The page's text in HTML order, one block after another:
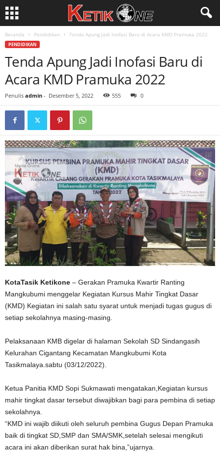
Beranda Pendidikan Tenda Apung Jadi Inofasi Baru di Acara KMD Pramuka 2022
PENDIDIKAN
Tenda Apung Jadi Inofasi Baru di
Acara KMD Pramuka 2022
Penulis admin - Desember 5, 2022 555 0
KotaTasik Ketikone – Gerakan Pramuka Kwartir Ranting
Mangkubumi menggelar Kegiatan Kursus Mahir Tingkat Dasar
(KMD) Kegiatan ini salah satu syarat untuk menjadi tugas gugus di
setiap sekolahnya masing-masing.
Pelaksanaan KMB digelar di halaman Sekolah SD Sindangasih
Kelurahan Cigantang Kecamatan Mangkubumi Kota
Tasikmalaya.sabtu (03/12/2022).
Ketua Panitia KMD Sopi Sukmawati mengatakan,Kegiatan kursus
mahir tingkat dasar tersebut diwajibkan bagi para pembina di setiap
sekolahnya.
“KMD ini wajib diikuti oleh seluruh pembina Gugus Depan Pramuka
baik di tingkat SD,SMP dan SMA/SMK,setelah selesai mengikuti
acara ini akan diberikan surat hak bina,”ujarnya.